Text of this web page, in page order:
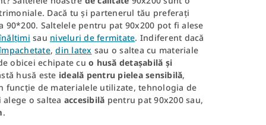
Dacă tu și partenerul tău preferați
Saltelele pentru pat 90x200 pot fi alese
sau niveluri de fermitate. Indiferent dacă
,din latex sau o saltea cu materiale
obicei echipate cu o husă detașabilă și
husă este ideală pentru pielea sensibilă,
de materialele utilizate, tehnologia de
o saltea accesibilă pentru pat 90x200 sau,
.